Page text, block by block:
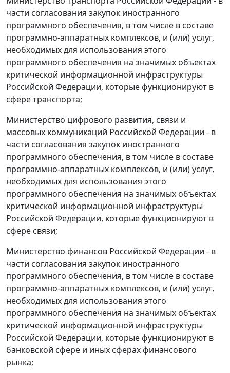
части согласования закупок иностранного
программного обеспечения, в том числе в составе
программно-аппаратных комплексов, и (или) услуг,
необходимых для использования этого
программного обеспечения на значимых объектах
критической информационной инфраструктуры
Российской Федерации, которые функционируют в
сфере транспорта;
Министерство цифрового развития, связи и
массовых коммуникаций Российской Федерации - в
части согласования закупок иностранного
программного обеспечения, в том числе в составе
программно-аппаратных комплексов, и (или) услуг,
необходимых для использования этого
программного обеспечения на значимых объектах
критической информационной инфраструктуры
Российской Федерации, которые функционируют в
сфере связи;
Министерство финансов Российской Федерации - в
части согласования закупок иностранного
программного обеспечения, в том числе в составе
программно-аппаратных комплексов, и (или) услуг,
необходимых для использования этого
программного обеспечения на значимых объектах
критической информационной инфраструктуры
Российской Федерации, которые функционируют в
банковской сфере и иных сферах финансового
рынка;